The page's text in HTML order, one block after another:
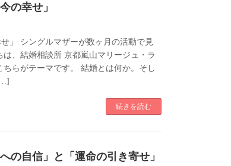
の幸せ」
」 シングルマザーが数ヶ月の活動で見
、結婚相談所 京都嵐山マリージュ・ラ
らがテーマです。 結婚とは何か。そし
続きを読む
の自信」と「運命の引き寄せ」